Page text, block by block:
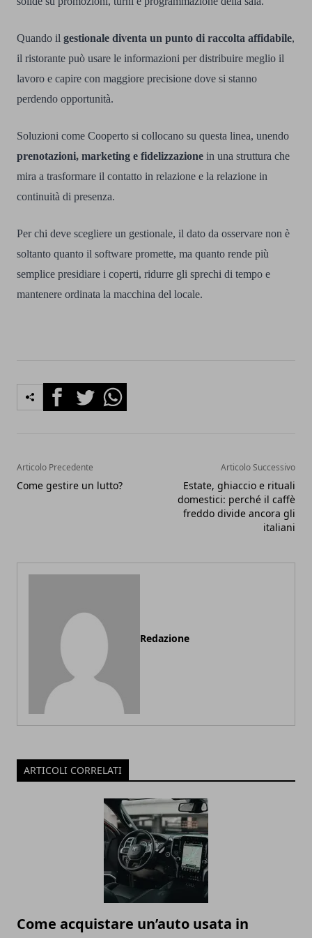
Quando il gestionale diventa un punto di raccolta affidabile,
il ristorante può usare le informazioni per distribuire meglio il
lavoro e capire con maggiore precisione dove si stanno
perdendo opportunità.
Soluzioni come Cooperto si collocano su questa linea, unendo
prenotazioni, marketing e fidelizzazione in una struttura che
mira a trasformare il contatto in relazione e la relazione in
continuità di presenza.
Per chi deve scegliere un gestionale, il dato da osservare non è
soltanto quanto il software promette, ma quanto rende più
semplice presidiare i coperti, ridurre gli sprechi di tempo e
mantenere ordinata la macchina del locale.
FacebookTwitterWhatsapp
Articolo Precedente
Come gestire un lutto?
Articolo Successivo
Estate, ghiaccio e rituali
domestici: perché il caffè
freddo divide ancora gli
italiani
Redazione
ARTICOLI CORRELATI
Come acquistare un’auto usata in